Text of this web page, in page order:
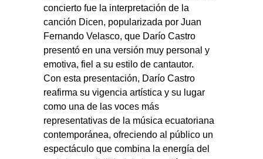
concierto fue la interpretación de la
canción Dicen, popularizada por Juan
Fernando Velasco, que Darío Castro
presentó en una versión muy personal y
emotiva, fiel a su estilo de cantautor.
Con esta presentación, Darío Castro
reafirma su vigencia artística y su lugar
como una de las voces más
representativas de la música ecuatoriana
contemporánea, ofreciendo al público un
espectáculo que combina la energía del